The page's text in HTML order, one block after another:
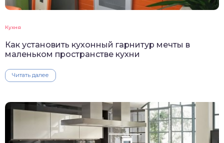
Кухня
Как установить кухонный гарнитур мечты в
маленьком пространстве кухни
Читать далее